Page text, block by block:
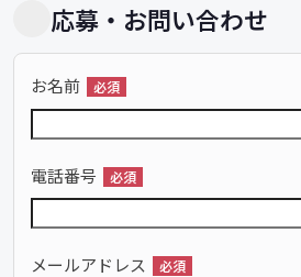
応募・お問い合わせ
お名前 必須
電話番号 必須
メールアドレス 必須